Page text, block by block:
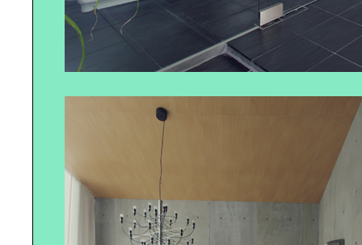
CREVIAで自分らしく暮らす｜
二人暮らしにちょうどいい｜インテ
アウトドア感覚の｜青空リビングを